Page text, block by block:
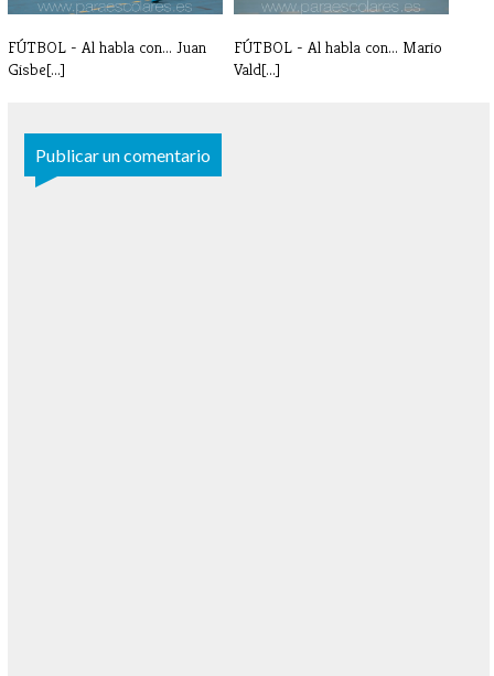
FÚTBOL - Al habla con... Juan
Gisbe[...]
FÚTBOL - Al habla con... Mario
Vald[...]
Publicar un comentario